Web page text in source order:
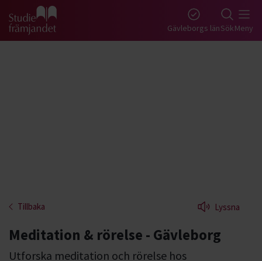
Gå till studiefrämjandets startsida Gävleborgs länSökMeny
Tillbaka Lyssna
Meditation & rörelse - Gävleborg
Utforska meditation och rörelse hos